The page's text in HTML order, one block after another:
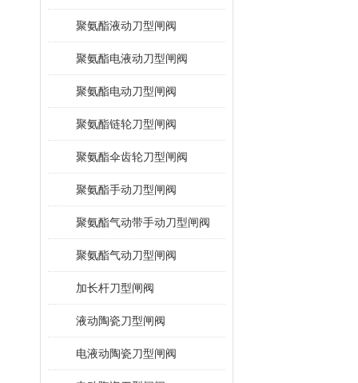
聚氨酯液动刀型闸阀
聚氨酯电液动刀型闸阀
聚氨酯电动刀型闸阀
聚氨酯链轮刀型闸阀
聚氨酯伞齿轮刀型闸阀
聚氨酯手动刀型闸阀
聚氨酯气动带手动刀型闸阀
聚氨酯气动刀型闸阀
加长杆刀型闸阀
液动陶瓷刀型闸阀
电液动陶瓷刀型闸阀